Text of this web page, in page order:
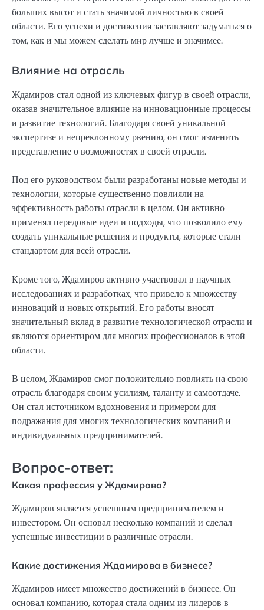
больших высот и стать значимой личностью в своей
области. Его успехи и достижения заставляют задуматься о
том, как и мы можем сделать мир лучше и значимее.
Влияние на отрасль
Ждамиров стал одной из ключевых фигур в своей отрасли,
оказав значительное влияние на инновационные процессы
и развитие технологий. Благодаря своей уникальной
экспертизе и непреклонному рвению, он смог изменить
представление о возможностях в своей отрасли.
Под его руководством были разработаны новые методы и
технологии, которые существенно повлияли на
эффективность работы отрасли в целом. Он активно
применял передовые идеи и подходы, что позволило ему
создать уникальные решения и продукты, которые стали
стандартом для всей отрасли.
Кроме того, Ждамиров активно участвовал в научных
исследованиях и разработках, что привело к множеству
инноваций и новых открытий. Его работы вносят
значительный вклад в развитие технологической отрасли и
являются ориентиром для многих профессионалов в этой
области.
В целом, Ждамиров смог положительно повлиять на свою
отрасль благодаря своим усилиям, таланту и самоотдаче.
Он стал источником вдохновения и примером для
подражания для многих технологических компаний и
индивидуальных предпринимателей.
Вопрос-ответ:
Какая профессия у Ждамирова?
Ждамиров является успешным предпринимателем и
инвестором. Он основал несколько компаний и сделал
успешные инвестиции в различные отрасли.
Какие достижения Ждамирова в бизнесе?
Ждамиров имеет множество достижений в бизнесе. Он
основал компанию, которая стала одним из лидеров в